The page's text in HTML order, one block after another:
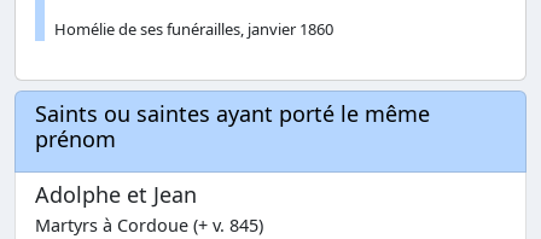
Homélie de ses funérailles, janvier 1860
Saints ou saintes ayant porté le même
prénom
Adolphe et Jean
Martyrs à Cordoue (+ v. 845)